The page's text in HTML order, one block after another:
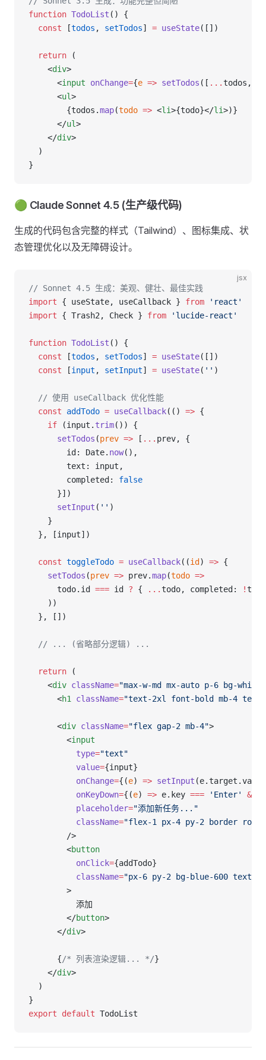
function TodoList () {
  const
[todos , setTodos] = useState([])
  return
(
    <
div>
      <
input onChange={e => setTodos ([ ... todos,
      <
ul>
        {todos.
map(todo => <li>{todo}</li>)}
      </
ul>
    </
div>
  )
}
🟢 Claude Sonnet 4.5 (生产级代码)
生成的代码包含完整的样式（Tailwind）、图标集成、状
态管理优化以及无障碍设计。
jsx
// Sonnet 4.5 生成：美观、健壮、最佳实践
import { useState, useCallback } from 'react'
import { Trash2, Check } from 'lucide-react'
function TodoList () {
  const
[todos , setTodos] = useState([])
  const
[input , setInput] = useState( '' )
  // 使用 useCallback 优化性能
  const
addTodo = useCallback(() => {
    if
(input. trim()) {
      setTodos
(prev => [ ... prev, {
        id: Date.
now(),
        text: input,
        completed:
false
      }])
      setInput
( '' )
    }
  }, [input])
  const
toggleTodo = useCallback((id ) => {
    setTodos
(prev => prev.map(todo =>
      todo.id
=== id ? { ... todo, completed: !
    ))
  }, [])
  // ... (省略部分逻辑) ...
  return
(
    <
div className="max-w-md mx-auto p-6 bg-
      <
h1 className="text-2xl font-bold mb-4 text-
      <
div className="flex gap-2 mb-4">
        <
input
          type
="text"
          value
={input}
          onChange
={(e) => setInput
          onKeyDown
={(e) => e.key === 'Enter' &&
          placeholder
="添加新任务..."
          className
="flex-1 px-4 py-2 border
        />
        <
button
          onClick
={addTodo}
          className
="px-6 py-2 bg-blue-600 text-
        >
          添加
        </
button>
      </
div>
      {
/* 列表渲染逻辑... */}
    </
div>
  )
}
export default TodoList